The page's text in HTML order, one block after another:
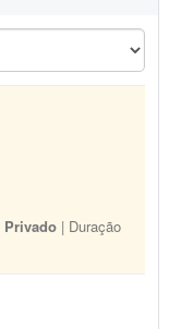
Privado | Duração